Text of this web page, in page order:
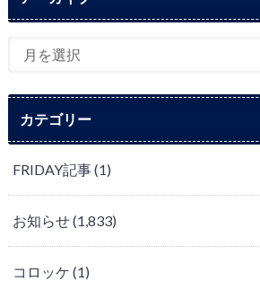
カテゴリー
FRIDAY記事(1)
お知らせ(1,833)
コロッケ (1)